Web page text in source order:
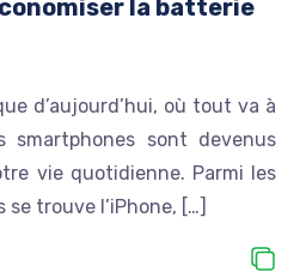
la batterie
d’aujourd’hui, où tout va à
smartphones sont devenus
vie quotidienne. Parmi les
se trouve l’iPhone, […]